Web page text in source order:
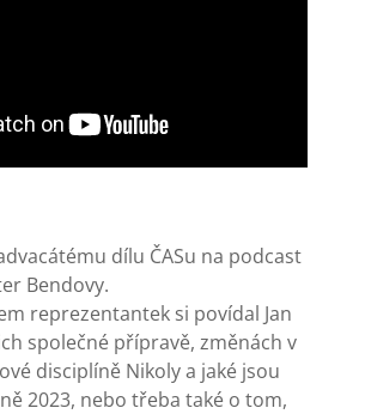
dílu ČASu na podcast
Bendovy.
reprezentantek si povídal Jan
společné přípravě, změnách v
disciplíně Nikoly a jaké jsou
2023, nebo třeba také o tom,